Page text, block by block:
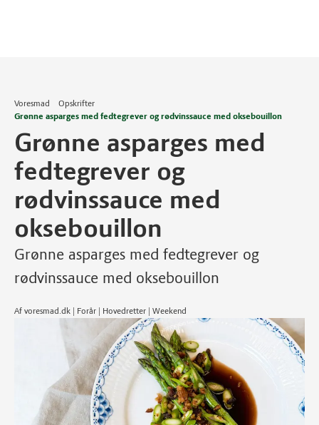
Voresmad
Opskrifter
Grønne asparges med fedtegrever og rødvinssauce med oksebouillon
Grønne asparges med
fedtegrever og
rødvinssauce med
oksebouillon
Grønne asparges med fedtegrever og
rødvinssauce med oksebouillon
Af voresmad.dk | Forår | Hovedretter | Weekend